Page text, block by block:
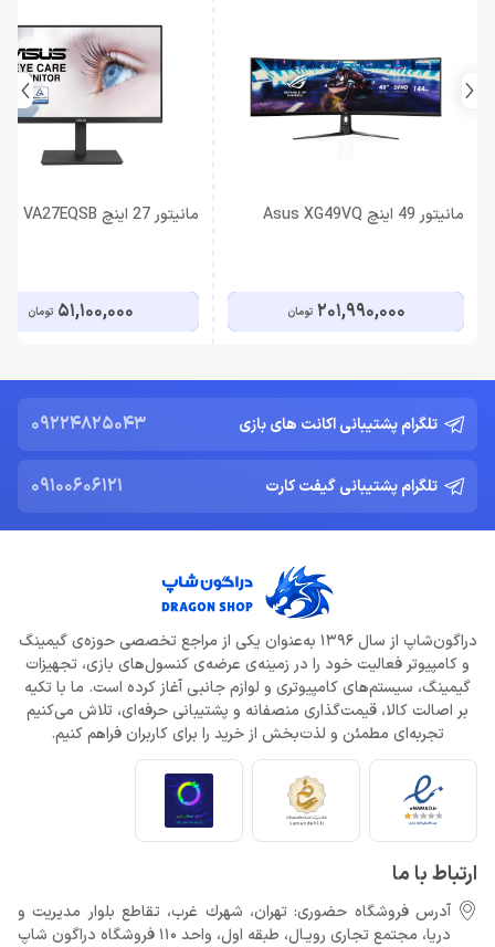
مانیتور 49 اینچ Asus XG49VQ
201,990,000 تومان
مانیتور 27 اینچ ASUS VA27EQSB
51,100,000 تومان
تلگرام پشتیبانی اکانت های بازی 09224825043
تلگرام پشتیبانی گیفت کارت 09100606121
دراگون‌شاپ از سال 1396 به‌عنوان یکی از مراجع تخصصی حوزه‌ی گیمینگ
و کامپیوتر فعالیت خود را در زمینه‌ی عرضه‌ی کنسول‌های بازی، تجهیزات
گیمینگ، سیستم‌های کامپیوتری و لوازم جانبی آغاز کرده است. ما با تکیه
بر اصالت کالا، قیمت‌گذاری منصفانه و پشتیبانی حرفه‌ای، تلاش می‌کنیم
تجربه‌ای مطمئن و لذت‌بخش از خرید را برای کاربران فراهم کنیم.
ارتباط با ما
آدرس فروشگاه حضوری: تهران، شهرك غرب، تقاطع بلوار مدیریت و
دريا، مجتمع تجارى رويـال، طبقه اول، واحد 110 فروشگاه دراگون شاپ